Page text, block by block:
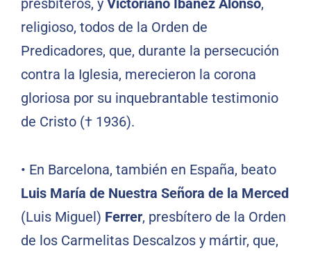
presbíteros, y Victoriano Ibáñez Alonso,
religioso, todos de la Orden de
Predicadores, que, durante la persecución
contra la Iglesia, merecieron la corona
gloriosa por su inquebrantable testimonio
de Cristo († 1936).
• En Barcelona, también en España, beato
Luis María de Nuestra Señora de la Merced
(Luis Miguel) Ferrer, presbítero de la Orden
de los Carmelitas Descalzos y mártir, que,